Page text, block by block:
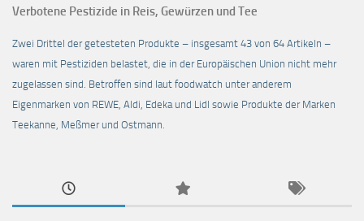
Verbotene Pestizide in Reis, Gewürzen und Tee
Zwei Drittel der getesteten Produkte – insgesamt 43 von 64 Artikeln –
waren mit Pestiziden belastet, die in der Europäischen Union nicht mehr
zugelassen sind. Betroffen sind laut foodwatch unter anderem
Eigenmarken von REWE, Aldi, Edeka und Lidl sowie Produkte der Marken
Teekanne, Meßmer und Ostmann.